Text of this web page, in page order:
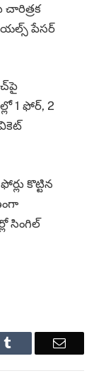
పేసర్‌
1 ఫోర్‌, 2
కొట్టిన
సింగిల్‌
Tumblr Email